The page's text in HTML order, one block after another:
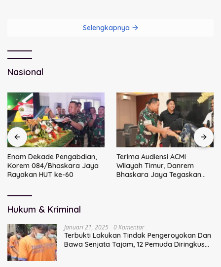
Selengkapnya
Nasional
Enam Dekade Pengabdian,
Korem 084/Bhaskara Jaya
Rayakan HUT ke-60
Terima Audiensi ACMI
Wilayah Timur, Danrem
Bhaskara Jaya Tegaskan
Hukum & Kriminal
Januari 21, 2025 0 Komentar
Terbukti Lakukan Tindak Pengeroyokan Dan
Bawa Senjata Tajam, 12 Pemuda Diringkus